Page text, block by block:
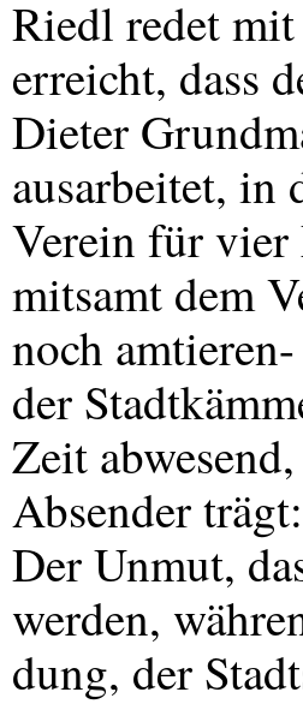
Riedl redet
erreicht, dass
Dieter
ausarbeitet, in
Verein für
mitsamt dem
noch amtieren-
der
Zeit
Absender
Der Unmut,
werden,
dung, der